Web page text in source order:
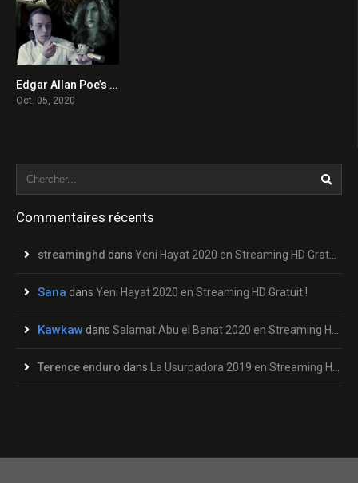
0Edgar Allan Poe’s Ligeia 2020 en Streaming HD Gratuit !
Oct. 05, 2020
Commentaires récents
streaminghd dans Yeni Hayat 2020 en Streaming HD Gratuit !
Sana dans Yeni Hayat 2020 en Streaming HD Gratuit !
Kawkaw dans Salamat Abu el Banat 2020 en Streaming HD Gratuit !
Terence enduro dans La Usurpadora 2019 en Streaming HD Gratuit !